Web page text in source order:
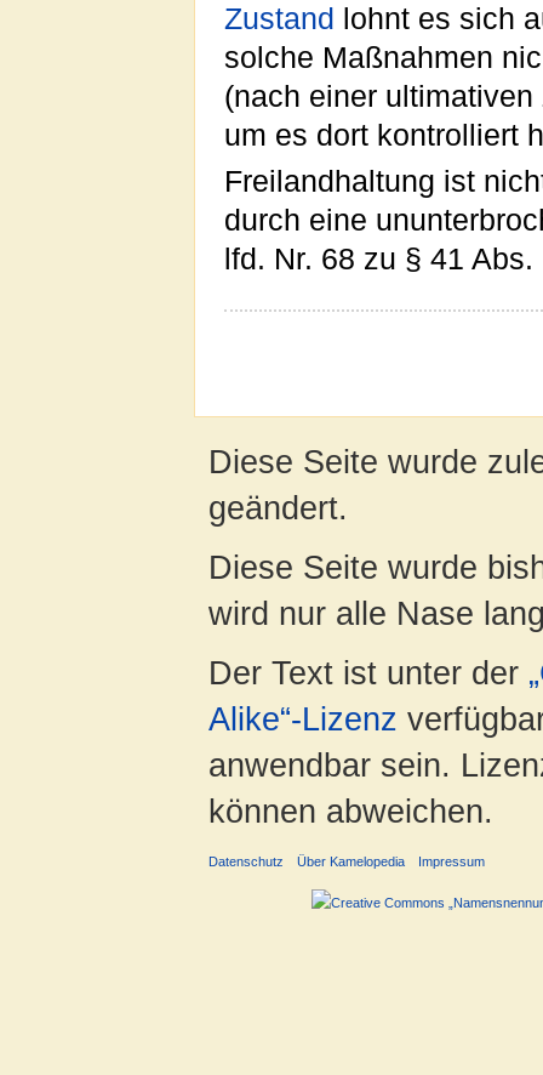
Zustand
lohnt es sich
solche Maßnahmen
(nach einer
um es dort kontrolliert
Freilandhaltung ist
durch eine
lfd. Nr. 68 zu § 41
Diese Seite wurde
geändert.
Diese Seite wurde
wird nur alle Nase
Der Text ist unter der
Alike“-Lizenz
anwendbar sein.
können abweichen.
Datenschutz Über Kamelopedia Impressum